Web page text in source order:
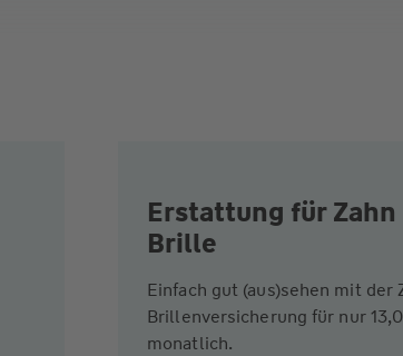
Erstattung für Zahn
Brille
Einfach gut (aus)sehen mit der
Brillenversicherung für nur
monatlich.